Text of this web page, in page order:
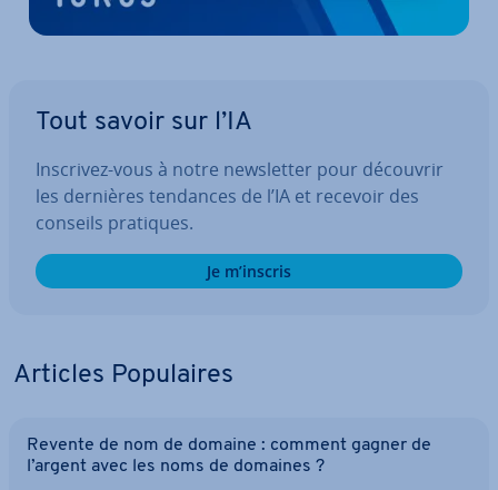
Tout savoir sur l’IA
Inscrivez-vous à notre news­let­ter pour découvrir
les dernières tendances de l’IA et recevoir des
conseils pratiques.
Je m’inscris
Articles Po­pu­laires
Revente de nom de domaine : comment gagner de
l’argent avec les noms de domaines ?